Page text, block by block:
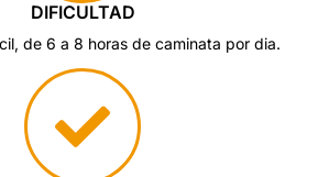
DIFICULTAD
de 6 a 8 horas de caminata por dia.